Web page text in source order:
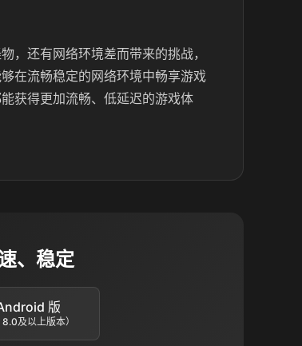
，还有网络环境差而带来的挑战，
在流畅稳定的网络环境中畅享游戏
获得更加流畅、低延迟的游戏体
、稳定
版
及以上版本）